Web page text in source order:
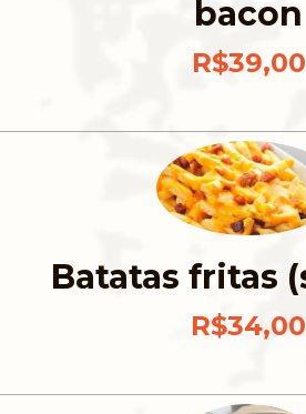
bacon
R$39,00
Batatas fritas
R$34,00